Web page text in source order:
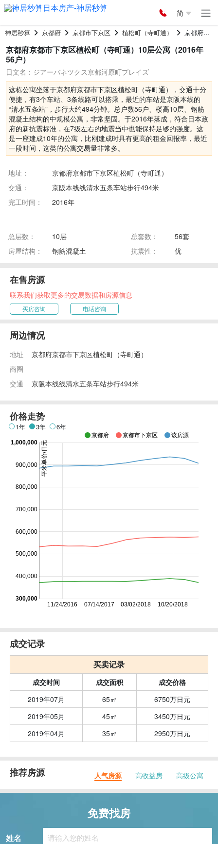
简
神居秒算 京都府 京都市下京区 植松町（寺町通） 京都府京都市下京区植松町（寺町通）10层公寓
京都府京都市下京区植松町（寺町通）10层公寓（2016年
56户）
日文名：ジアーバネツクス京都河原町プレイズ
这栋公寓坐落于京都府京都市下京区植松町（寺町通），交通十分
便捷，有3个车站、3条线路可以搭乘，最近的车站是京阪本线的
“清水五条站”，步行大约494分钟。总户数56户、楼高10层、钢筋
混凝土结构的中规模公寓，非常坚固。于2016年落成，符合日本政
府的新抗震标准，在7级左右的地震当中也能保持足够的强度。这
是一座建成10年的公寓，比刚建成时具有更高的租金回报率，最近
一段时间，这类的公寓交易量非常多。
地址：
京都府京都市下京区植松町（寺町通）
交通：
京阪本线线清水五条车站步行494米
完工时间：
2016年
总层数： 10层 总套数：
56套
房屋结构：
钢筋混凝土 抗震性： 优
在售房源
联系我们获取更多的交易数据和房源信息
买房咨询 电话咨询
周边情况
地址
京都府京都市下京区植松町（寺町通）
商圈
交通
京阪本线线清水五条车站步行494米
价格走势
1年 3年 6年
11/24/2016 07/14/2017 03/02/2018 10/20/2018
400,000
500,000
600,000
700,000
800,000
900,000
300,000
1,000,000
京都府 京都市下京区 该房源
平米单价/日元
成交记录
买卖记录
成交时间 成交面积
成交价格
2019年07月
65㎡
6750万日元
2019年05月
45㎡
3450万日元
2019年04月
35㎡ 2950万日元
推荐房源 人气房源 高收益房 高级公寓
免费找房
姓名